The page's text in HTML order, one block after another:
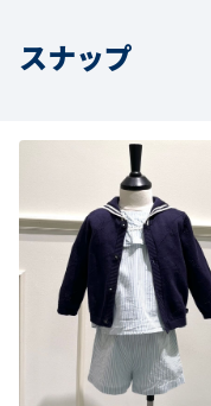
スナップ